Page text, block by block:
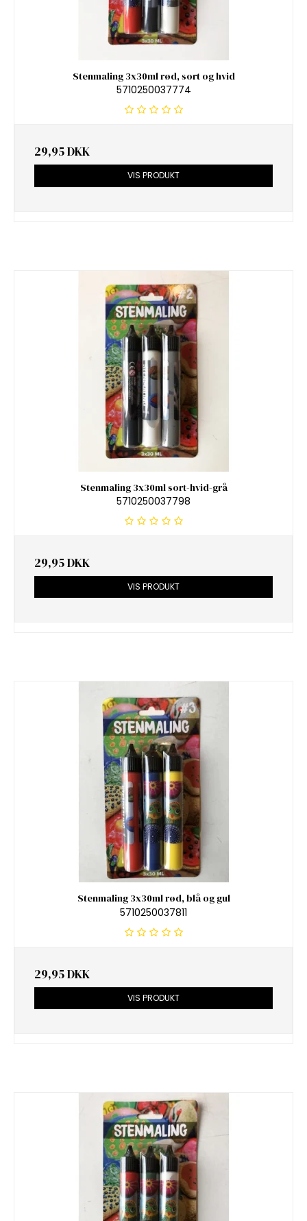
Stenmaling 3x30ml rød, sort og hvid
5710250037774
29,95 DKK
VIS PRODUKT
Stenmaling 3x30ml sort-hvid-grå
5710250037798
29,95 DKK
VIS PRODUKT
Stenmaling 3x30ml rød, blå og gul
5710250037811
29,95 DKK
VIS PRODUKT